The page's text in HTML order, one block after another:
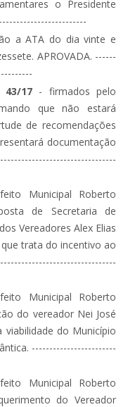
o Presidente
a ATA do dia vinte e
APROVADA. ------
17 - firmados pelo
que não estará
de recomendações
documentação
Municipal Roberto
de Secretaria de
Vereadores Alex Elias
trata do incentivo ao
Municipal Roberto
do vereador Nei José
do Município
------------------------
Municipal Roberto
do Vereador